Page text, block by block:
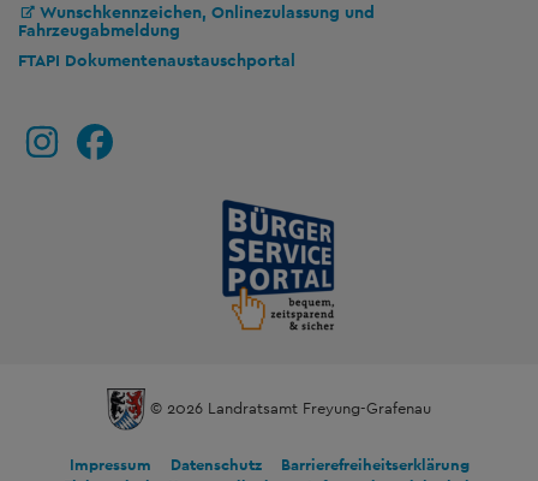
Wunschkennzeichen, Onlinezulassung und
Fahrzeugabmeldung
FTAPI Dokumentenaustauschportal
© 2026 Landratsamt Freyung-Grafenau
Impressum Datenschutz
Barrierefreiheitserklärung